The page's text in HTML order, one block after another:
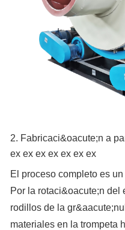
2. Fabricaci&oacute;n a
ex ex ex ex ex ex ex
El proceso completo es
Por la rotaci&oacute;n
rodillos de la
materiales en la trompeta